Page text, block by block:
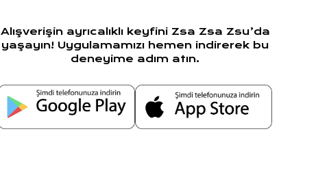
Alışverişin ayrıcalıklı keyfini Zsa Zsa Zsu’da
yaşayın! Uygulamamızı hemen indirerek bu
deneyime adım atın.